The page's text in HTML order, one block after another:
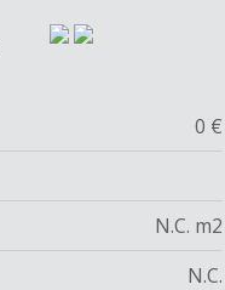
0 €
N.C. m2
N.C.